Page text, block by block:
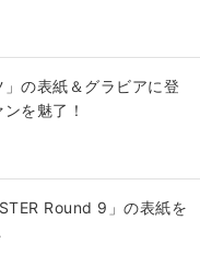
の表紙＆グラビアに登
を魅了！
Round 9」の表紙を